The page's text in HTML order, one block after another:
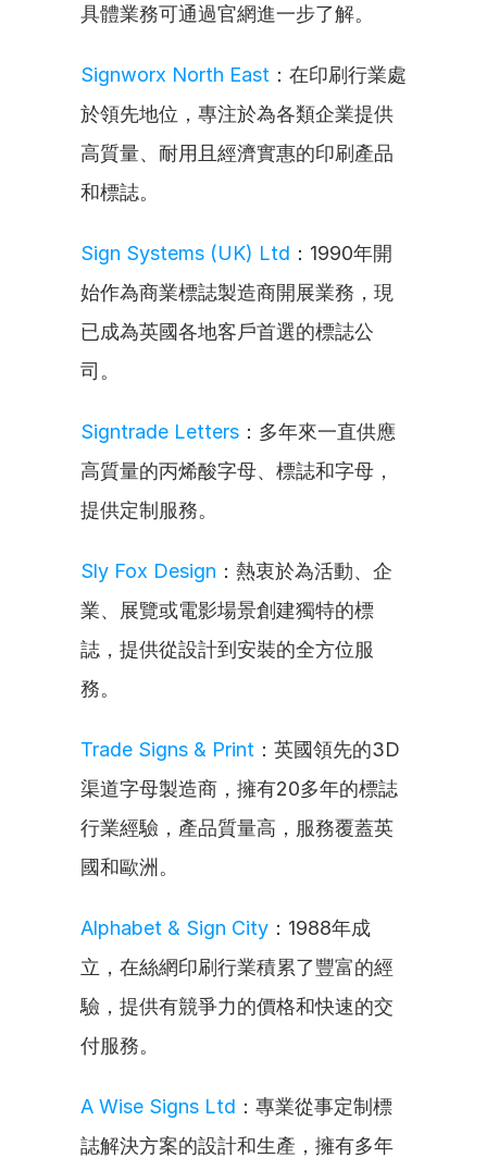
具體業務可通過官網進一步了解。
Signworx North East ：在印刷行業處
於領先地位，專注於為各類企業提供
高質量、耐用且經濟實惠的印刷產品
和標誌。
Sign Systems (UK) Ltd ：1990年開
始作為商業標誌製造商開展業務，現
已成為英國各地客戶首選的標誌公
司。
Signtrade Letters ：多年來一直供應
高質量的丙烯酸字母、標誌和字母，
提供定制服務。
Sly Fox Design ：熱衷於為活動、企
業、展覽或電影場景創建獨特的標
誌，提供從設計到安裝的全方位服
務。
Trade Signs & Print ：英國領先的3D
渠道字母製造商，擁有20多年的標誌
行業經驗，產品質量高，服務覆蓋英
國和歐洲。
Alphabet & Sign City ：1988年成
立，在絲網印刷行業積累了豐富的經
驗，提供有競爭力的價格和快速的交
付服務。
A Wise Signs Ltd ：專業從事定制標
誌解決方案的設計和生產，擁有多年